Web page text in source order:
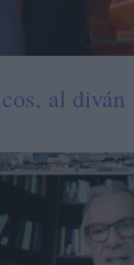
al diván